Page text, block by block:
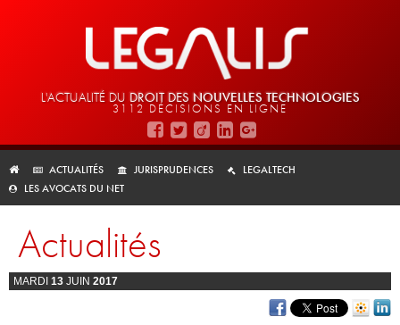
L'ACTUALITÉ DU DROIT DES NOUVELLES TECHNOLOGIES
3112 DÉCISIONS EN LIGNE
ACTUALITÉS JURISPRUDENCES
LEGALTECH
LES AVOCATS DU NET
Actualités
MARDI 13 JUIN 2017